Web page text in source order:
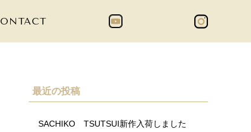
ONTACT
最近の投稿
SACHIKO TSUTSUI新作入荷しました